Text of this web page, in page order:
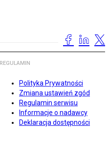
REGULAMIN
Polityka Prywatności
Zmiana ustawień zgód
Regulamin serwisu
Informacje o nadawcy
Deklaracja dostępności